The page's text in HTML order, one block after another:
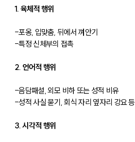
1. 육체적 행위
-포옹, 입맞춤, 뒤에서 껴안기
-특정 신체부의 접촉
2. 언어적 행위
-음담패설, 외모 비하 또는 성적 비유
-성적 사실 묻기, 회식 자리 옆자리 강요 등
3. 시각적 행위